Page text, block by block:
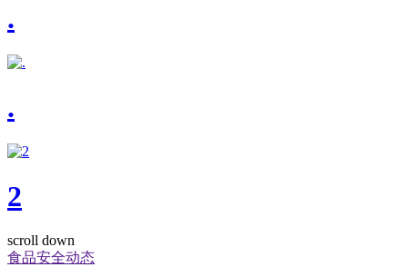
.
.
2
scroll down
食品安全动态